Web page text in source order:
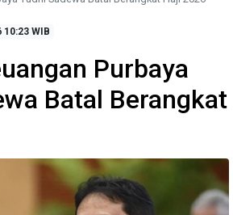
10:23 WIB
Purbaya
Batal Berangkat